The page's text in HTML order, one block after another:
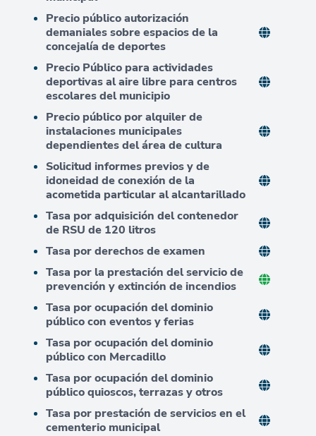
Precio público autorización
demaniales sobre espacios de la
concejalía de deportes
Precio Público para actividades
deportivas al aire libre para centros
escolares del municipio
Precio público por alquiler de
instalaciones municipales
dependientes del área de cultura
Solicitud informes previos y de
idoneidad de conexión de la
acometida particular al alcantarillado
Tasa por adquisición del contenedor
de RSU de 120 litros
Tasa por derechos de examen
Tasa por la prestación del servicio de
prevención y extinción de incendios
Tasa por ocupación del dominio
público con eventos y ferias
Tasa por ocupación del dominio
público con Mercadillo
Tasa por ocupación del dominio
público quioscos, terrazas y otros
Tasa por prestación de servicios en el
cementerio municipal